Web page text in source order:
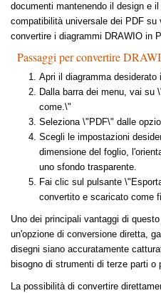
documenti mantenendo il design e
compatibilità universale dei PDF
convertire i diagrammi DRAWIO in
Passaggi per convertire
Apri il diagramma desiderato
Dalla barra dei menu, vai
come.\"
Seleziona \"PDF\" dalle
Scegli le impostazioni
dimensione del foglio,
uno sfondo trasparente.
Fai clic sul pulsante
convertito e scaricato come
Uno dei principali vantaggi di
un'opzione di conversione diretta,
disegni siano accuratamente
bisogno di strumenti di terze parti o
La possibilità di convertire